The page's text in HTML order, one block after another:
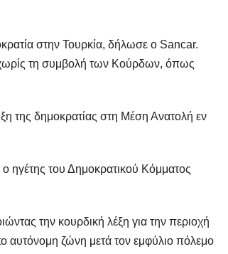
στην Τουρκία, δήλωσε ο Sancar.
χωρίς τη συμβολή των Κούρδων, όπως
της δημοκρατίας στη Μέση Ανατολή εν
ηγέτης του Δημοκρατικού Κόμματος
την κουρδική λέξη για την περιοχή
αυτόνομη ζώνη μετά τον εμφύλιο πόλεμο